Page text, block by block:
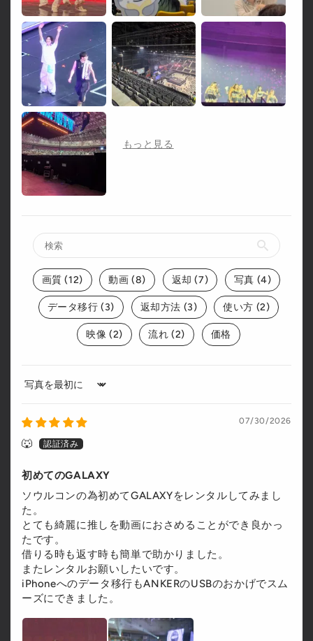
画質 (12) 動画 (8) 返却 (7) 写真 (4)
データ移行 (3) 返却方法 (3) 使い方 (2)
映像 (2) 流れ (2) 価格
Sort by
07/30/2026
🐺
初めてのGALAXY
ソウルコンの為初めてGALAXYをレンタルしてみまし
た。
とても綺麗に推しを動画におさめることができ良かっ
たです。
借りる時も返す時も簡単で助かりました。
またレンタルお願いしたいです。
iPhoneへのデータ移行もANKERのUSBのおかげでスム
ーズにできました。